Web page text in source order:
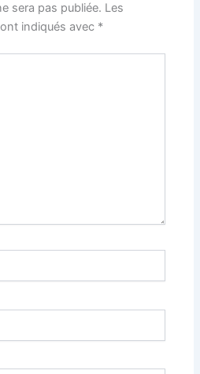
sera pas publiée. Les
indiqués avec *